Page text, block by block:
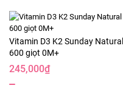
Vitamin D3 K2 Sunday
600 giọt 0M+
245,000₫